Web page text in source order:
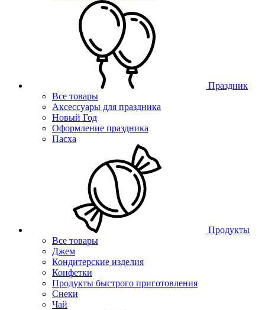
Праздник
Все товары
Аксессуары для праздника
Новый Год
Оформление праздника
Пасха
Продукты
Все товары
Джем
Кондитерские изделия
Конфетки
Продукты быстрого приготовления
Снеки
Чай